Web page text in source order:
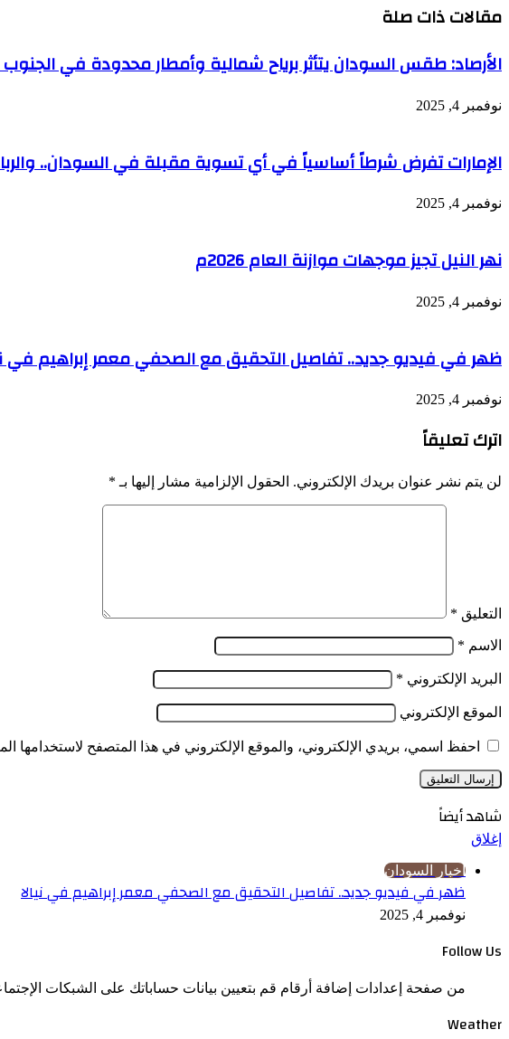
مقالات ذات صلة
الأرصاد: طقس السودان يتأثر برياح شمالية وأمطار محدودة في
نوفمبر 4, 2025
الإمارات تفرض شرطاً أساسياً في أي تسوية مقبلة في السودان..
نوفمبر 4, 2025
نهر النيل تجيز موجهات موازنة العام 2026م
نوفمبر 4, 2025
ظهر في فيديو جديد.. تفاصيل التحقيق مع الصحفي معمر إبراهيم في
نوفمبر 4, 2025
اترك تعليقاً
لن يتم نشر عنوان بريدك الإلكتروني. الحقول الإلزامية مشار إليها بـ *
التعليق *
الاسم *
البريد الإلكتروني *
الموقع الإلكتروني
احفظ اسمي، بريدي الإلكتروني، والموقع الإلكتروني في هذا المتصفح لاستخدامها
شاهد أيضاً
إغلاق
اخبار السودان
ظهر في فيديو جديد.. تفاصيل التحقيق مع الصحفي معمر إبراهيم في نيالا
نوفمبر 4, 2025
Follow Us
من صفحة إعدادات إضافة أرقام قم بتعيين بيانات حساباتك على الشبكات
Weather